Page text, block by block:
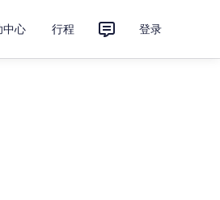
中心 行程 登录